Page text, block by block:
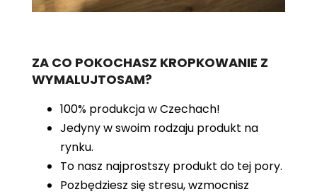
ZA CO POKOCHASZ KROPKOWANIE Z
WYMALUJTOSAM?
100% produkcja w Czechach!
Jedyny w swoim rodzaju produkt na
rynku.
To nasz najprostszy produkt do tej pory.
Pozbędziesz się stresu, wzmocnisz